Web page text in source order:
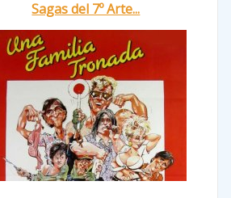
Sagas del 7º Arte...